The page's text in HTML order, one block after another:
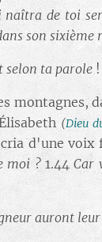
de toi
son sixième
selon ta parole!
montagnes,
(Dieu
d'une
moi ?1.44Car
auront